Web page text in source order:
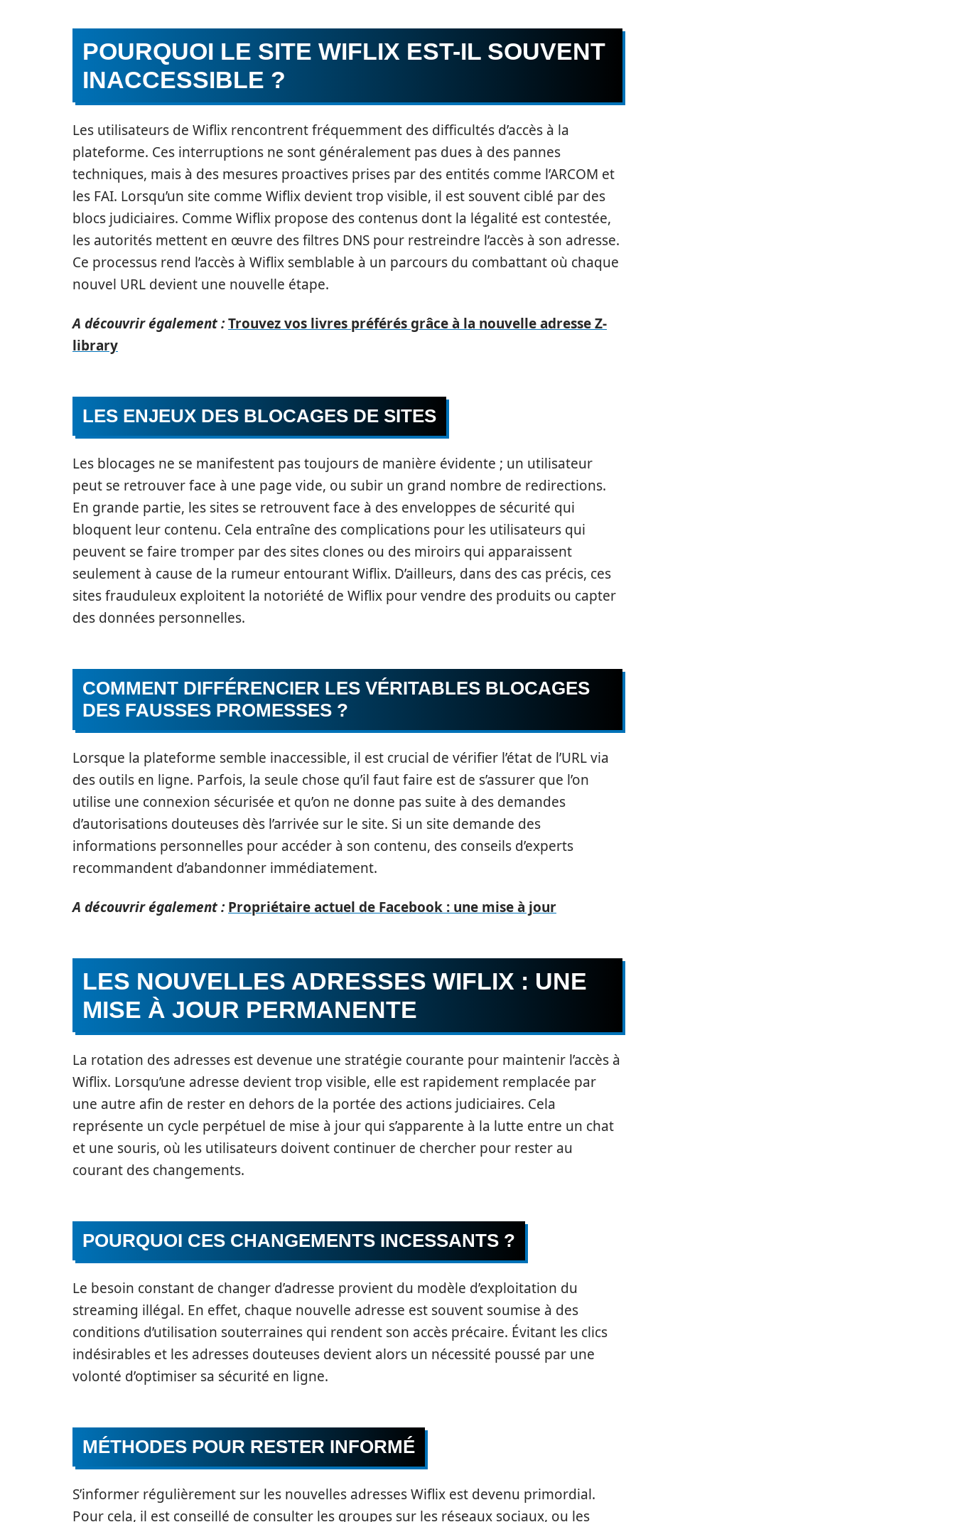
POURQUOI LE SITE WIFLIX EST-IL SOUVENT
INACCESSIBLE ?
Les utilisateurs de Wiflix rencontrent fréquemment des difficultés d’accès à la
plateforme. Ces interruptions ne sont généralement pas dues à des pannes
techniques, mais à des mesures proactives prises par des entités comme l’ARCOM et
les FAI. Lorsqu’un site comme Wiflix devient trop visible, il est souvent ciblé par des
blocs judiciaires. Comme Wiflix propose des contenus dont la légalité est contestée,
les autorités mettent en œuvre des filtres DNS pour restreindre l’accès à son adresse.
Ce processus rend l’accès à Wiflix semblable à un parcours du combattant où chaque
nouvel URL devient une nouvelle étape.
A découvrir également :Trouvez vos livres préférés grâce à la nouvelle adresse Z-
library
LES ENJEUX DES BLOCAGES DE SITES
Les blocages ne se manifestent pas toujours de manière évidente ; un utilisateur
peut se retrouver face à une page vide, ou subir un grand nombre de redirections.
En grande partie, les sites se retrouvent face à des enveloppes de sécurité qui
bloquent leur contenu. Cela entraîne des complications pour les utilisateurs qui
peuvent se faire tromper par des sites clones ou des miroirs qui apparaissent
seulement à cause de la rumeur entourant Wiflix. D’ailleurs, dans des cas précis, ces
sites frauduleux exploitent la notoriété de Wiflix pour vendre des produits ou capter
des données personnelles.
COMMENT DIFFÉRENCIER LES VÉRITABLES BLOCAGES
DES FAUSSES PROMESSES ?
Lorsque la plateforme semble inaccessible, il est crucial de vérifier l’état de l’URL via
des outils en ligne. Parfois, la seule chose qu’il faut faire est de s’assurer que l’on
utilise une connexion sécurisée et qu’on ne donne pas suite à des demandes
d’autorisations douteuses dès l’arrivée sur le site. Si un site demande des
informations personnelles pour accéder à son contenu, des conseils d’experts
recommandent d’abandonner immédiatement.
A découvrir également : Propriétaire actuel de Facebook : une mise à jour
LES NOUVELLES ADRESSES WIFLIX : UNE
MISE À JOUR PERMANENTE
La rotation des adresses est devenue une stratégie courante pour maintenir l’accès à
Wiflix. Lorsqu’une adresse devient trop visible, elle est rapidement remplacée par
une autre afin de rester en dehors de la portée des actions judiciaires. Cela
représente un cycle perpétuel de mise à jour qui s’apparente à la lutte entre un chat
et une souris, où les utilisateurs doivent continuer de chercher pour rester au
courant des changements.
POURQUOI CES CHANGEMENTS INCESSANTS ?
Le besoin constant de changer d’adresse provient du modèle d’exploitation du
streaming illégal. En effet, chaque nouvelle adresse est souvent soumise à des
conditions d’utilisation souterraines qui rendent son accès précaire. Évitant les clics
indésirables et les adresses douteuses devient alors un nécessité poussé par une
volonté d’optimiser sa sécurité en ligne.
MÉTHODES POUR RESTER INFORMÉ
S’informer régulièrement sur les nouvelles adresses Wiflix est devenu primordial.
Pour cela, il est conseillé de consulter les groupes sur les réseaux sociaux, ou les